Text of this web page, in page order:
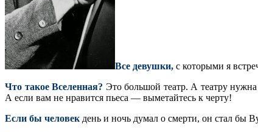
Все девушки, с которыми я
Что такое Вселенная? Это большой театр. А театру
А если вам не нравится пьеса — выметайтесь к черту!
Если бы человек день и ночь думал о смерти, он стал бы